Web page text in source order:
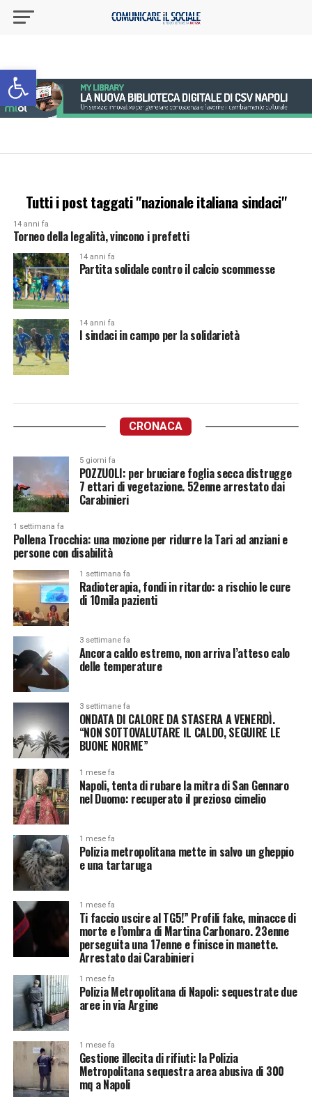
Apri la barra degli strumenti
Tutti i post taggati "nazionale italiana sindaci"
14 anni fa
Torneo della legalità, vincono i prefetti
14 anni fa
Partita solidale contro il calcio scommesse
14 anni fa
I sindaci in campo per la solidarietà
CRONACA
5 giorni fa
POZZUOLI: per bruciare foglia secca distrugge
7 ettari di vegetazione. 52enne arrestato dai
Carabinieri
1 settimana fa
Pollena Trocchia: una mozione per ridurre la Tari ad anziani e
persone con disabilità
1 settimana fa
Radioterapia, fondi in ritardo: a rischio le cure
di 10mila pazienti
3 settimane fa
Ancora caldo estremo, non arriva l’atteso calo
delle temperature
3 settimane fa
ONDATA DI CALORE DA STASERA A VENERDÌ.
“NON SOTTOVALUTARE IL CALDO, SEGUIRE LE
BUONE NORME”
1 mese fa
Napoli, tenta di rubare la mitra di San Gennaro
nel Duomo: recuperato il prezioso cimelio
1 mese fa
Polizia metropolitana mette in salvo un gheppio
e una tartaruga
1 mese fa
Ti faccio uscire al TG5!” Profili fake, minacce di
morte e l’ombra di Martina Carbonaro. 23enne
perseguita una 17enne e finisce in manette.
Arrestato dai Carabinieri
1 mese fa
Polizia Metropolitana di Napoli: sequestrate due
aree in via Argine
1 mese fa
Gestione illecita di rifiuti: la Polizia
Metropolitana sequestra area abusiva di 300
mq a Napoli